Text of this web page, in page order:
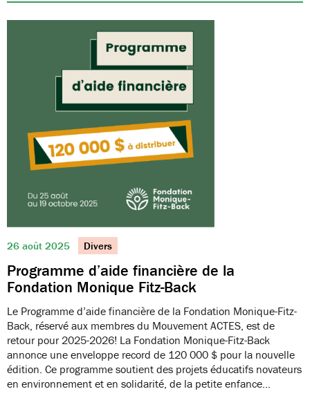
26 août 2025 Divers
Programme d’aide financière de la
Fondation Monique Fitz-Back
Le Programme d’aide financière de la Fondation Monique-Fitz-
Back, réservé aux membres du Mouvement ACTES, est de
retour pour 2025-2026! La Fondation Monique-Fitz-Back
annonce une enveloppe record de 120 000 $ pour la nouvelle
édition. Ce programme soutient des projets éducatifs novateurs
en environnement et en solidarité, de la petite enfance…